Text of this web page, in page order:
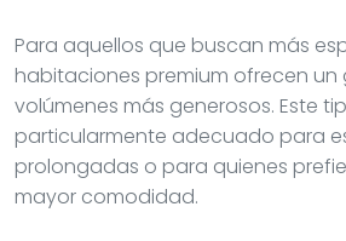
Para aquellos que buscan más
habitaciones premium ofrecen un
volúmenes más generosos. Este
particularmente adecuado para
prolongadas o para quienes
mayor comodidad.